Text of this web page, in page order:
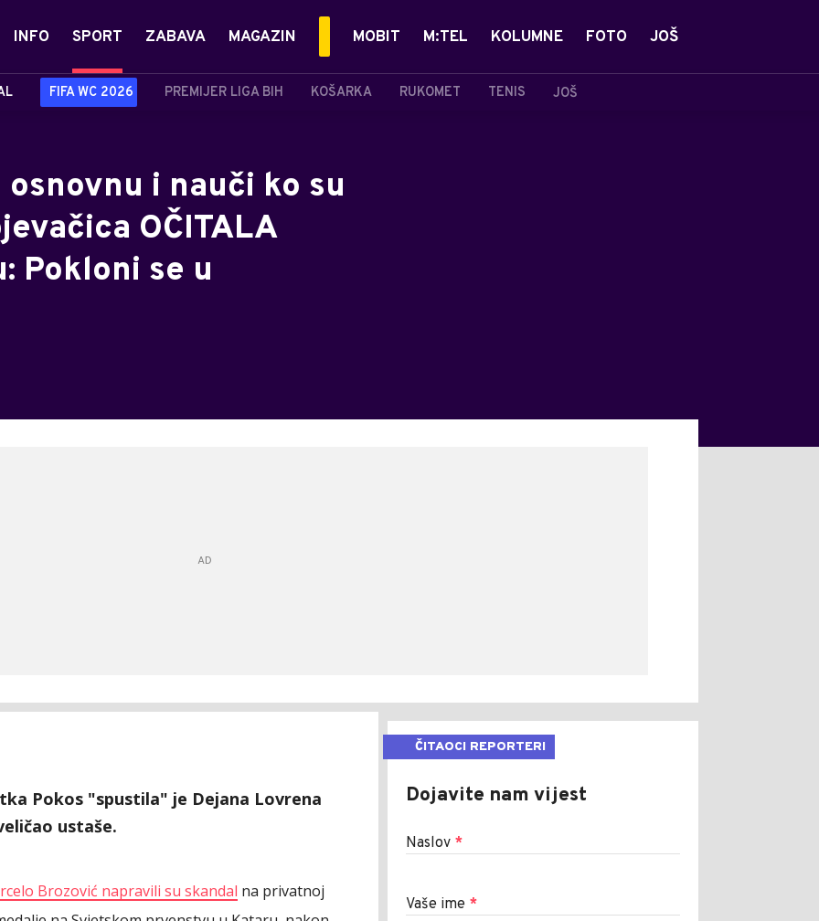
INFO SPORT
FIFA WC 2026 PREMIJER LIGA BIH KOŠARKA RUKOMET TENIS JOŠ
ZABAVA MAGAZIN MOBIT M:TEL KOLUMNE FOTO JOŠ
i nauči ko su
OČITALA
Pokloni se u
Pokos "spustila" je Dejana Lovrena
ustaše.
Brozović napravili su skandal na privatnoj
ČITAOCI REPORTERI
Dojavite nam vijest
Naslov *
Vaše ime *